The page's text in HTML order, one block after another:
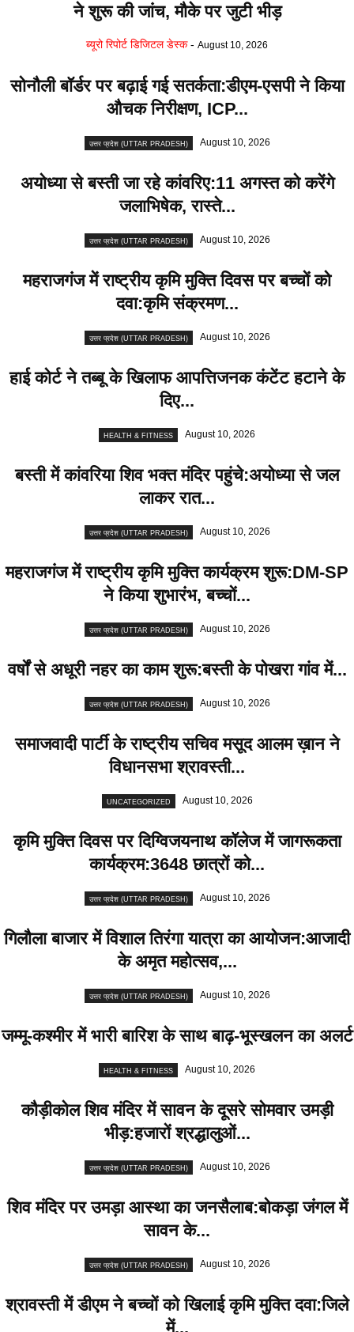
ने शुरू की जांच, मौके पर जुटी भीड़
ब्यूरो रिपोर्ट डिजिटल डेस्क - August 10, 2026
सोनौली बॉर्डर पर बढ़ाई गई सतर्कता:डीएम-एसपी ने किया
औचक निरीक्षण, ICP...
उत्तर प्रदेश (UTTAR PRADESH) August 10, 2026
अयोध्या से बस्ती जा रहे कांवरिए:11 अगस्त को करेंगे
जलाभिषेक, रास्ते...
उत्तर प्रदेश (UTTAR PRADESH) August 10, 2026
महराजगंज में राष्ट्रीय कृमि मुक्ति दिवस पर बच्चों को
दवा:कृमि संक्रमण...
उत्तर प्रदेश (UTTAR PRADESH) August 10, 2026
हाई कोर्ट ने तब्बू के खिलाफ आपत्तिजनक कंटेंट हटाने के
दिए...
HEALTH & FITNESS August 10, 2026
बस्ती में कांवरिया शिव भक्त मंदिर पहुंचे:अयोध्या से जल
लाकर रात...
उत्तर प्रदेश (UTTAR PRADESH) August 10, 2026
महराजगंज में राष्ट्रीय कृमि मुक्ति कार्यक्रम शुरू:DM-SP
ने किया शुभारंभ, बच्चों...
उत्तर प्रदेश (UTTAR PRADESH) August 10, 2026
वर्षों से अधूरी नहर का काम शुरू:बस्ती के पोखरा गांव में...
उत्तर प्रदेश (UTTAR PRADESH) August 10, 2026
समाजवादी पार्टी के राष्ट्रीय सचिव मसूद आलम ख़ान ने
विधानसभा श्रावस्ती...
UNCATEGORIZED August 10, 2026
कृमि मुक्ति दिवस पर दिग्विजयनाथ कॉलेज में जागरूकता
कार्यक्रम:3648 छात्रों को...
उत्तर प्रदेश (UTTAR PRADESH) August 10, 2026
गिलौला बाजार में विशाल तिरंगा यात्रा का आयोजन:आजादी
के अमृत महोत्सव,...
उत्तर प्रदेश (UTTAR PRADESH) August 10, 2026
जम्मू-कश्मीर में भारी बारिश के साथ बाढ़-भूस्खलन का अलर्ट
HEALTH & FITNESS August 10, 2026
कौड़ीकोल शिव मंदिर में सावन के दूसरे सोमवार उमड़ी
भीड़:हजारों श्रद्धालुओं...
उत्तर प्रदेश (UTTAR PRADESH) August 10, 2026
शिव मंदिर पर उमड़ा आस्था का जनसैलाब:बोकड़ा जंगल में
सावन के...
उत्तर प्रदेश (UTTAR PRADESH) August 10, 2026
श्रावस्ती में डीएम ने बच्चों को खिलाई कृमि मुक्ति दवा:जिले
में...